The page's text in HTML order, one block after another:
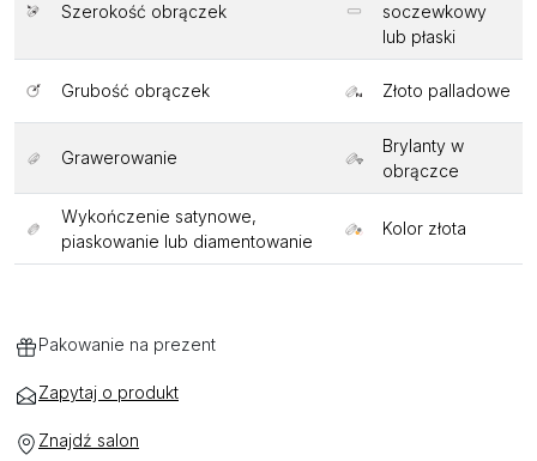
Szerokość obrączek
soczewkowy
lub płaski
Grubość obrączek Złoto palladowe
Grawerowanie
Brylanty w
obrączce
Wykończenie satynowe,
piaskowanie lub diamentowanie
Kolor złota
Pakowanie na prezent
Zapytaj o produkt
Znajdź salon